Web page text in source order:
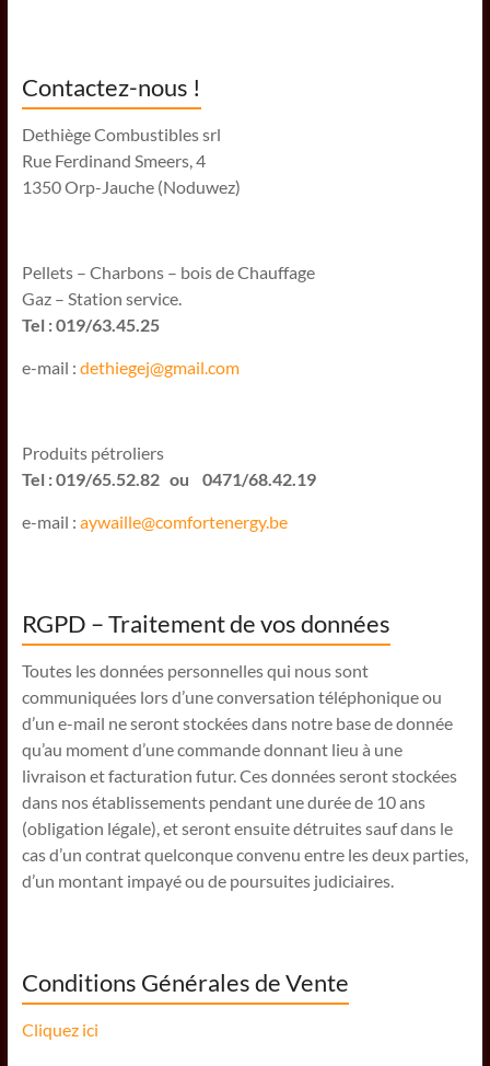
Contactez-nous !
Dethiège Combustibles srl
Rue Ferdinand Smeers, 4
1350 Orp-Jauche (Noduwez)
Pellets – Charbons – bois de Chauffage
Gaz – Station service.
Tel : 019/63.45.25
e-mail : dethiegej@gmail.com
Produits pétroliers
Tel : 019/65.52.82 ou 0471/68.42.19
e-mail : aywaille@comfortenergy.be
RGPD – Traitement de vos données
Toutes les données personnelles qui nous sont
communiquées lors d’une conversation téléphonique ou
d’un e-mail ne seront stockées dans notre base de donnée
qu’au moment d’une commande donnant lieu à une
livraison et facturation futur. Ces données seront stockées
dans nos établissements pendant une durée de 10 ans
(obligation légale), et seront ensuite détruites sauf dans le
cas d’un contrat quelconque convenu entre les deux parties,
d’un montant impayé ou de poursuites judiciaires.
Conditions Générales de Vente
Cliquez ici